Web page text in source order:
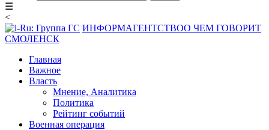
☰
<
ИНФОРМАГЕНТСТВОО ЧЕМ ГОВОРИТ
СМОЛЕНСК
Главная
Важное
Власть
Мнение, Аналитика
Политика
Рейтинг событий
Военная операция